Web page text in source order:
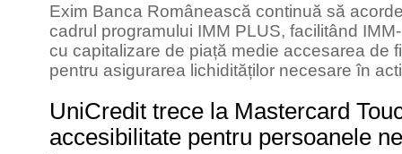
Exim Banca Românească continuă să
cadrul programului IMM PLUS, facilitând
cu capitalizare de piață medie accesarea de
pentru asigurarea lichidităților necesare în
UniCredit trece la Mastercard
accesibilitate pentru persoanele